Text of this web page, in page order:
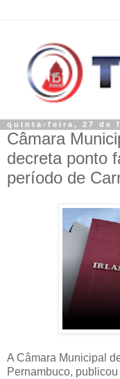
quinta-feira, 27 de
Câmara
decreta ponto
período de
A Câmara Municipal
Pernambuco,